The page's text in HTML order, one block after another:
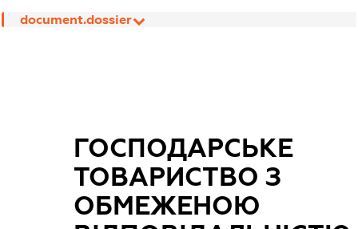
document.dossier
ГОСПОДАРСЬКЕ
ТОВАРИСТВО З
ОБМЕЖЕНОЮ